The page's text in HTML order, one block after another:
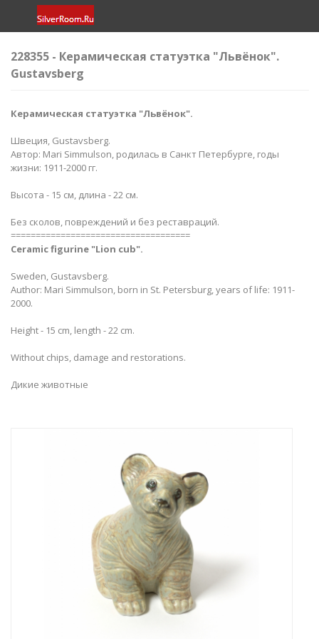
228355 - Керамическая статуэтка "Львёнок".
Gustavsberg
Керамическая статуэтка "Львёнок​​".
Швеция, Gustavsberg.
Автор: Mari Simmulson, родилась в Санкт Петербурге, годы
жизни: 1911-2000 гг.
Высота - 15 см, длина - 22 см.
Без сколов, повреждений и без реставраций.
====================================
Ceramic figurine "Lion cub​"​.
Sweden, Gustavsberg.
Author: Mari Simmulson, born in St. Petersburg, years of life: 1911-
2000.
Height - 15 cm, length - 22 cm.
Without chips, damage and restorations.
Дикие животные